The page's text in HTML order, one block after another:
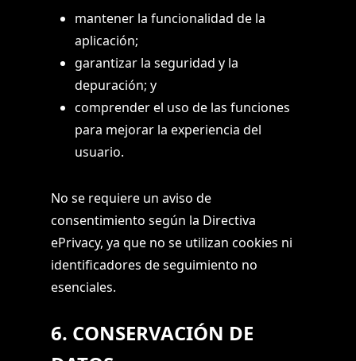
mantener la funcionalidad de la
aplicación;
garantizar la seguridad y la
depuración; y
comprender el uso de las funciones
para mejorar la experiencia del
usuario.
No se requiere un aviso de
consentimiento según la Directiva
ePrivacy, ya que no se utilizan cookies ni
identificadores de seguimiento no
esenciales.
6. CONSERVACIÓN DE